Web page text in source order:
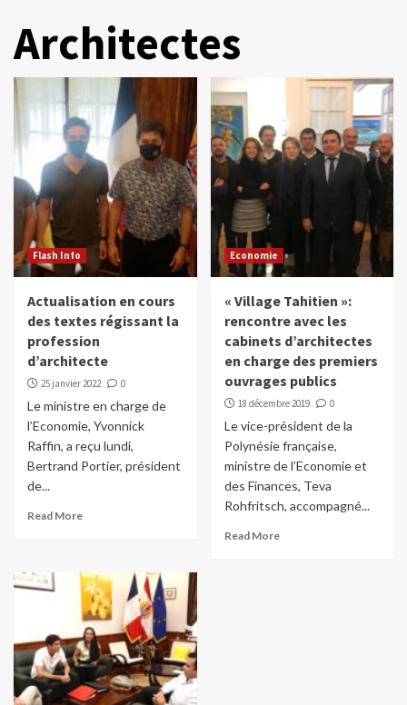
Architectes
Flash Info
Actualisation en cours
des textes régissant la
profession
d’architecte
25 janvier 2022 0
Le ministre en charge de
l’Economie, Yvonnick
Raffin, a reçu lundi,
Bertrand Portier, président
de...
Read More
Economie
« Village Tahitien »:
rencontre avec les
cabinets d’architectes
en charge des premiers
ouvrages publics
18 décembre 2019 0
Le vice-président de la
Polynésie française,
ministre de l’Economie et
des Finances, Teva
Rohfritsch, accompagné...
Read More